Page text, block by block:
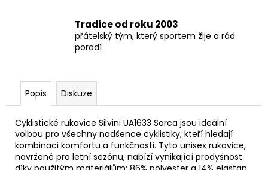
Tradice od roku 2003
přátelský tým, který sportem žije a rád
poradí
Popis Diskuze
Cyklistické rukavice Silvini UA1633 Sarca jsou ideální
volbou pro všechny nadšence cyklistiky, kteří hledají
kombinaci komfortu a funkčnosti. Tyto unisex rukavice,
navržené pro letní sezónu, nabízí vynikající prodyšnost